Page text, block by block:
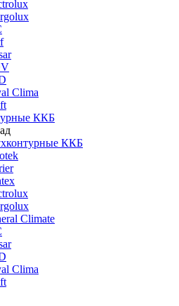
Clima
ККБ
ККБ
Climate
Clima